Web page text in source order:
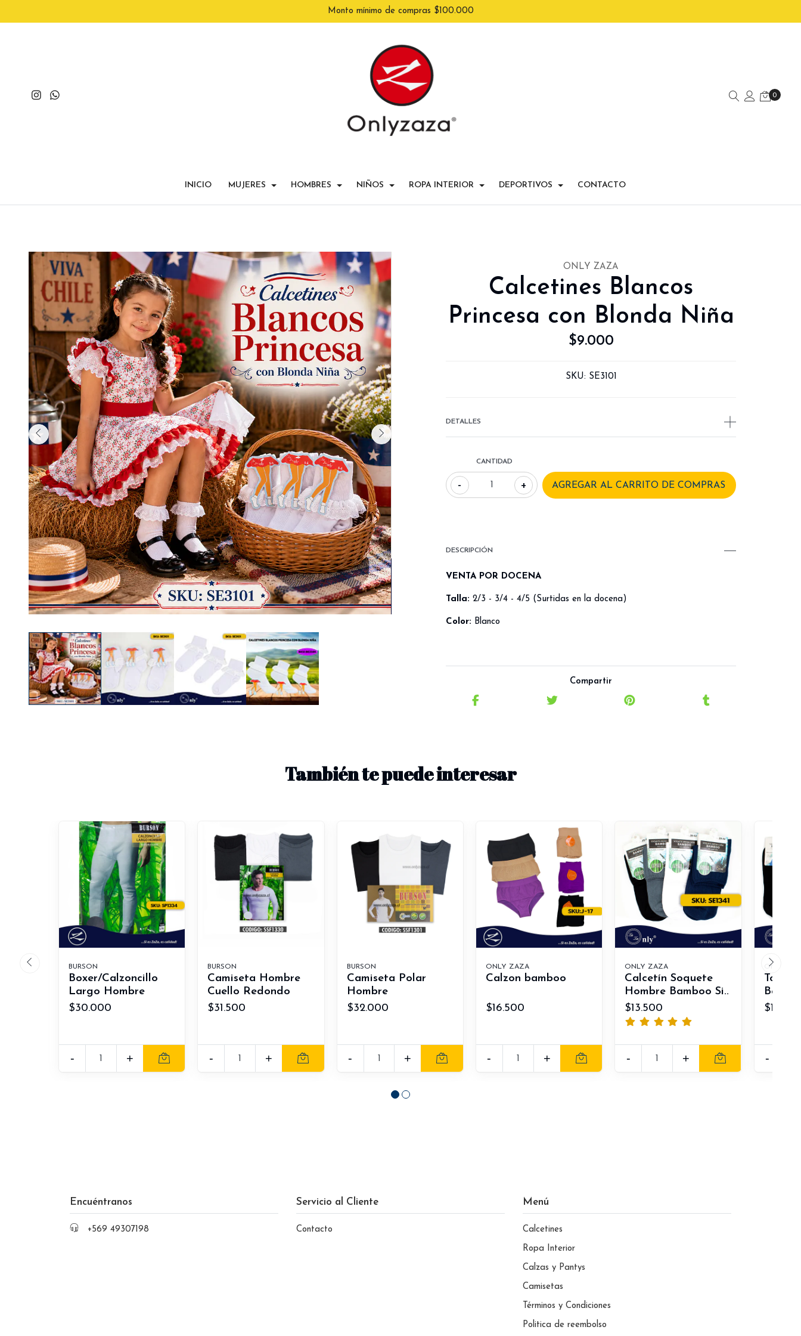
Monto mínimo de compras $100.000
0
INICIO MUJERES HOMBRES NIÑOS ROPA INTERIOR DEPORTIVOS CONTACTO
ONLY ZAZA
Calcetines Blancos
Princesa con Blonda Niña
$9.000
SKU: SE3101
DETALLES
CANTIDAD
- +
DESCRIPCIÓN
VENTA POR DOCENA
Talla: 2/3 - 3/4 - 4/5 (Surtidas en la docena)
Color: Blanco
Compartir
También te puede interesar
BURSON
Boxer/Calzoncillo
Largo Hombre
$30.000
- +
BURSON
Camiseta Hombre
Cuello Redondo
$31.500
- +
BURSON
Camiseta Polar
Hombre
$32.000
- +
ONLY ZAZA
Calzon bamboo
$16.500
- +
ONLY ZAZA
Calcetín Soquete
Hombre Bamboo Si..
$13.500
- +
ONLY
$11.000
-
Encuéntranos
+569 49307198
Servicio al Cliente
Contacto
Menú
Calcetines
Ropa Interior
Calzas y Pantys
Camisetas
Términos y Condiciones
Politica de reembolso